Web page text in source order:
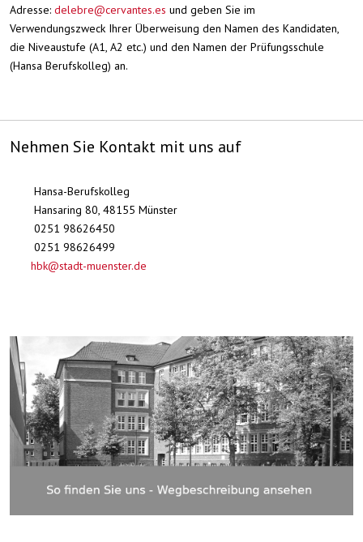
Adresse: delebre@cervantes.es und geben Sie im
Verwendungszweck Ihrer Überweisung den Namen des Kandidaten,
die Niveaustufe (A1, A2 etc.) und den Namen der Prüfungsschule
(Hansa Berufskolleg) an.
Nehmen Sie Kontakt mit uns auf
Hansa-Berufskolleg
Hansaring 80, 48155 Münster
0251 98626450
0251 98626499
hbk@stadt-muenster.de